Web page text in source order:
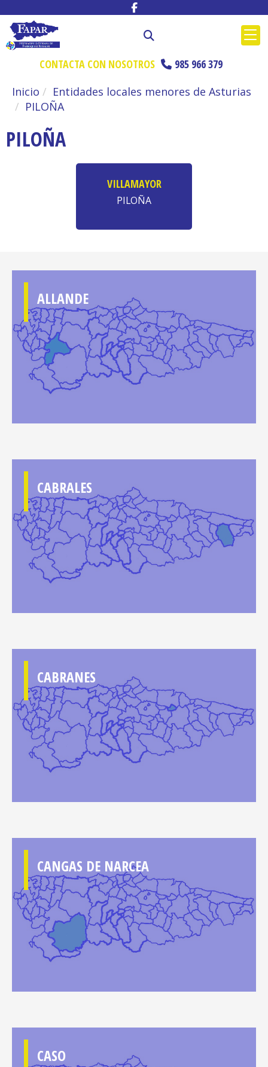
CONTACTA CON NOSOTROS
985 966 379
Inicio
Entidades locales menores de Asturias
PILOÑA
PILOÑA
VILLAMAYOR
PILOÑA
ALLANDE
CABRALES
CABRANES
CANGAS DE NARCEA
CASO